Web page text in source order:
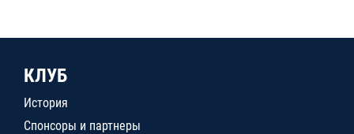
КЛУБ
История
Спонсоры и партнеры